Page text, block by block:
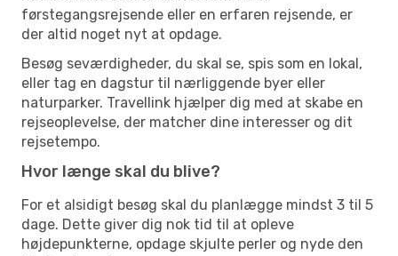
førstegangsrejsende eller en erfaren rejsende, er
der altid noget nyt at opdage.
Besøg seværdigheder, du skal se, spis som en lokal,
eller tag en dagstur til nærliggende byer eller
naturparker. Travellink hjælper dig med at skabe en
rejseoplevelse, der matcher dine interesser og dit
rejsetempo.
Hvor længe skal du blive?
For et alsidigt besøg skal du planlægge mindst 3 til 5
dage. Dette giver dig nok tid til at opleve
højdepunkterne, opdage skjulte perler og nyde den